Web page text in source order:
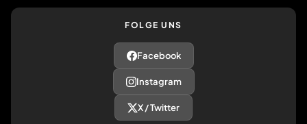
FOLGE UNS
Facebook
Instagram
X / Twitter